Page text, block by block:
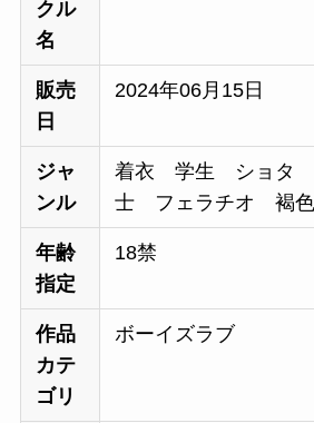
クル
名
販売
日
2024年06月15日
ジャ
ンル
着衣 学生 ショタ
士 フェラチオ 褐
年齢
指定
18禁
作品
カテ
ゴリ
ボーイズラブ